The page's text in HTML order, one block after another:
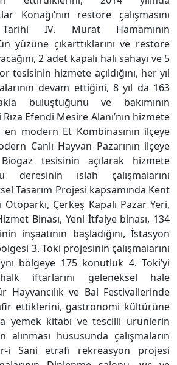
Konağı’nın restore çalışmasını
Tarihi IV. Murat Hamamının
yüzüne çıkarttıklarını ve restore
2 adet kapalı halı sahayı ve 5
tesisinin hizmete açıldığını, her yıl
devam ettiğini, 8 yıl da 163
buluştuğunu ve bakımının
Rıza Efendi Mesire Alanı’nın hizmete
en modern Et Kombinasının ilçeye
Canlı Hayvan Pazarının ilçeye
Biogaz tesisinin açılarak hizmete
deresinin ıslah çalışmalarını
Tasarım Projesi kapsamında Kent
Otoparkı, Çerkeş Kapalı Pazar Yeri,
Binası, Yeni İtfaiye binası, 134
inşaatının başladığını, İstasyon
3. Toki projesinin çalışmalarını
bölgeye 175 konutluk 4. Toki’yi
halk iftarlarını geleneksel hale
Hayvancılık ve Bal Festivallerinde
ettiklerini, gastronomi kültürüne
yemek kitabı ve tescilli ürünlerin
hususunda çalışmaların
i Sani etrafı rekreasyon projesi